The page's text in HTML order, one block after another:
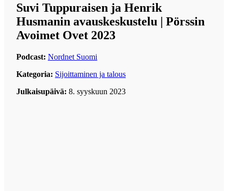
Suvi Tuppuraisen ja Henrik
Husmanin avauskeskustelu | Pörssin
Avoimet Ovet 2023
Podcast: Nordnet Suomi
Kategoria: Sijoittaminen ja talous
Julkaisupäivä: 8. syyskuun 2023